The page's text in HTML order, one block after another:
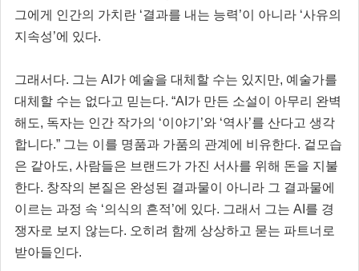
그에게 인간의 가치란 ‘결과를 내는 능력’이 아니라 ‘사유의
지속성’에 있다.
그래서다. 그는 AI가 예술을 대체할 수는 있지만, 예술가를
대체할 수는 없다고 믿는다. “AI가 만든 소설이 아무리 완벽
해도, 독자는 인간 작가의 ‘이야기’와 ‘역사’를 산다고 생각
합니다.” 그는 이를 명품과 가품의 관계에 비유한다. 겉모습
은 같아도, 사람들은 브랜드가 가진 서사를 위해 돈을 지불
한다. 창작의 본질은 완성된 결과물이 아니라 그 결과물에
이르는 과정 속 ‘의식의 흔적’에 있다. 그래서 그는 AI를 경
쟁자로 보지 않는다. 오히려 함께 상상하고 묻는 파트너로
받아들인다.